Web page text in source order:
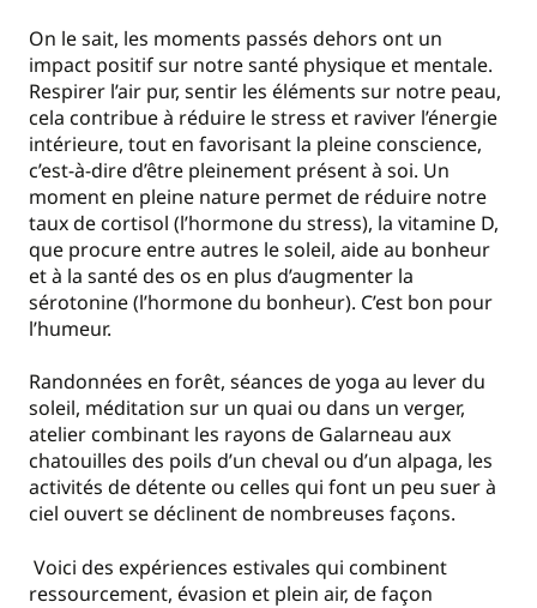
On le sait, les moments passés dehors ont un
impact positif sur notre santé physique et mentale.
Respirer l’air pur, sentir les éléments sur notre peau,
cela contribue à réduire le stress et raviver l’énergie
intérieure, tout en favorisant la pleine conscience,
c’est-à-dire d’être pleinement présent à soi. Un
moment en pleine nature permet de réduire notre
taux de cortisol (l’hormone du stress), la vitamine D,
que procure entre autres le soleil, aide au bonheur
et à la santé des os en plus d’augmenter la
sérotonine (l’hormone du bonheur). C’est bon pour
l’humeur.
Randonnées en forêt, séances de yoga au lever du
soleil, méditation sur un quai ou dans un verger,
atelier combinant les rayons de Galarneau aux
chatouilles des poils d’un cheval ou d’un alpaga, les
activités de détente ou celles qui font un peu suer à
ciel ouvert se déclinent de nombreuses façons.
Voici des expériences estivales qui combinent
ressourcement, évasion et plein air, de façon